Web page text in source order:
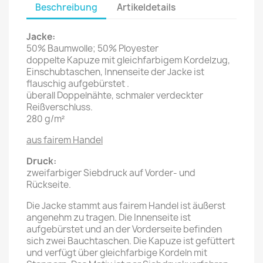
Beschreibung Artikeldetails
Jacke:
50% Baumwolle; 50% Ployester
doppelte Kapuze mit gleichfarbigem Kordelzug,
Einschubtaschen, Innenseite der Jacke ist
flauschig aufgebürstet.
überall Doppelnähte, schmaler verdeckter
Reißverschluss.
280 g/m²
aus fairem Handel
Druck:
zweifarbiger Siebdruck auf Vorder- und
Rückseite.
Die Jacke stammt aus fairem Handel ist äußerst
angenehm zu tragen. Die Innenseite ist
aufgebürstet und an der Vorderseite befinden
sich zwei Bauchtaschen. Die Kapuze ist gefüttert
und verfügt über gleichfarbige Kordeln mit